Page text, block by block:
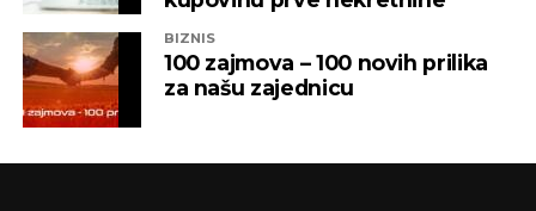
BIZNIS
100 zajmova – 100 novih prilika
za našu zajednicu